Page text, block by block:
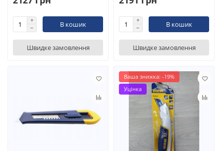
В кошик
Швидке замовлення
В кошик
Швидке замовлення
Ваша знижка: -19%
Уцінка